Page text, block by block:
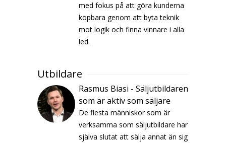
med fokus på att göra kunderna
köpbara genom att byta teknik
mot logik och finna vinnare i alla
led.
Utbildare
Rasmus Biasi - Säljutbildaren
som är aktiv som säljare
De flesta människor som är
verksamma som säljutbildare har
själva slutat att sälja annat än sig